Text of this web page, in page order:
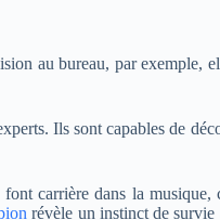
au bureau, par exemple,
Ils sont capables de
carrière dans la musique,
révèle un instinct de survie